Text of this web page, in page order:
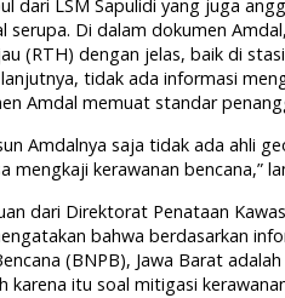
dari LSM Sapulidi yang juga
serupa. Di dalam dokumen
(RTH) dengan jelas, baik di
tidak ada informasi
Amdal memuat standar
Amdalnya saja tidak ada ahli
mengkaji kerawanan bencana,”
dari Direktorat Penataan
bahwa berdasarkan
(BNPB), Jawa Barat
karena itu soal mitigasi